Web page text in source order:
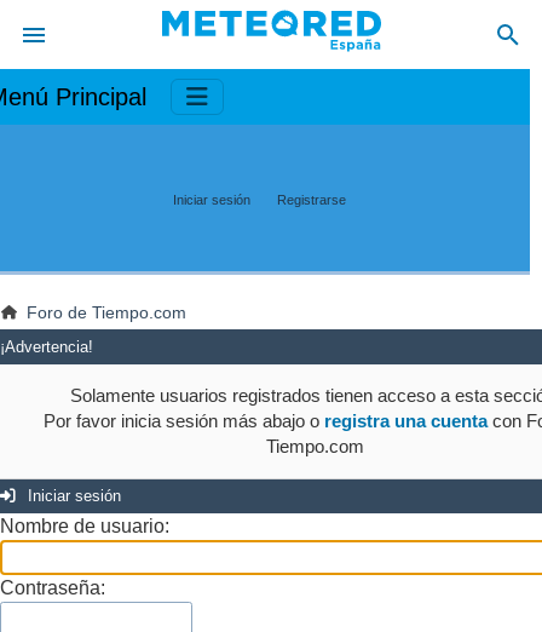
Principal
Iniciar sesión Registrarse
Foro de Tiempo.com
¡Advertencia!
Solamente usuarios registrados tienen acceso a esta
Por favor inicia sesión más abajo o registra una cuentacon
Tiempo.com
Iniciar sesión
Nombre de usuario:
Contraseña: